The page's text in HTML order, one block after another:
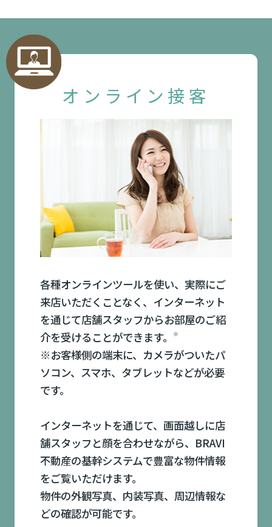
オンライン接客
各種オンラインツールを使い、実際にご
来店いただくことなく、インターネット
を通じて店舗スタッフからお部屋のご紹
介を受けることができます。
※
※お客様側の端末に、カメラがついたパ
ソコン、スマホ、タブレットなどが必要
です。
インターネットを通じて、画面越しに店
舗スタッフと顔を合わせながら、BRAVI
不動産の基幹システムで豊富な物件情報
をご覧いただけます。
物件の外観写真、内装写真、周辺情報な
どの確認が可能です。